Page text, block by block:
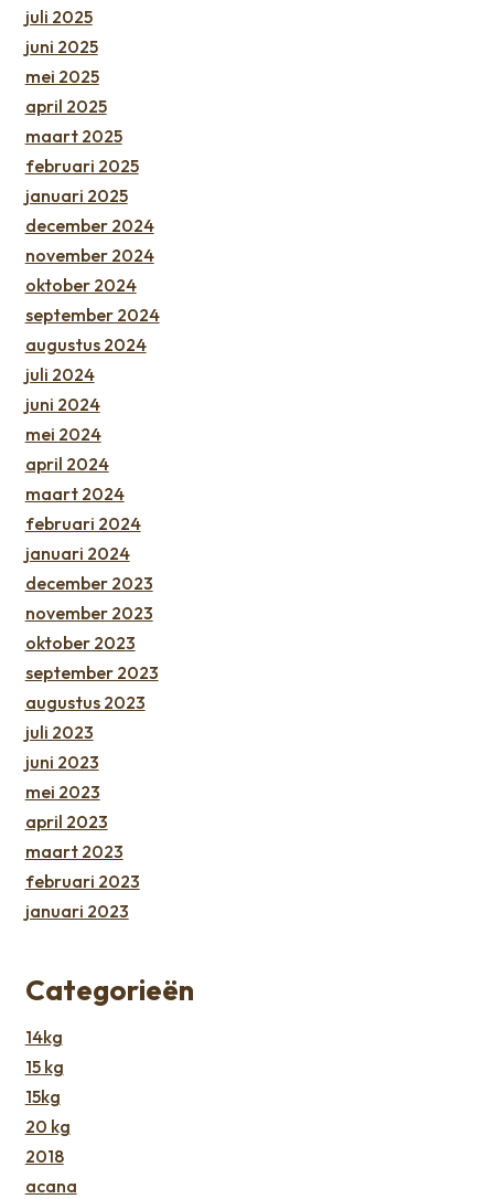
juli 2025
juni 2025
mei 2025
april 2025
maart 2025
februari 2025
januari 2025
december 2024
november 2024
oktober 2024
september 2024
augustus 2024
juli 2024
juni 2024
mei 2024
april 2024
maart 2024
februari 2024
januari 2024
december 2023
november 2023
oktober 2023
september 2023
augustus 2023
juli 2023
juni 2023
mei 2023
april 2023
maart 2023
februari 2023
januari 2023
Categorieën
14kg
15 kg
15kg
20 kg
2018
acana